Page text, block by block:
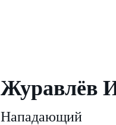
Журавлёв
Нападающий